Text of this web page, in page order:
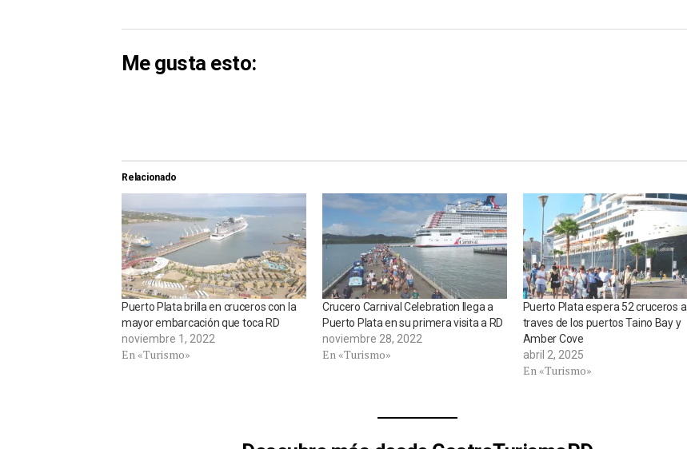
Me gusta esto:
Relacionado
Puerto Plata brilla en cruceros con la
mayor embarcación que toca RD
noviembre 1, 2022
En «Turismo»
Crucero Carnival Celebration llega a
Puerto Plata en su primera visita a RD
noviembre 28, 2022
En «Turismo»
Puerto Plata espera 52 cruceros a
traves de los puertos Taino Bay y
Amber Cove
abril 2, 2025
En «Turismo»